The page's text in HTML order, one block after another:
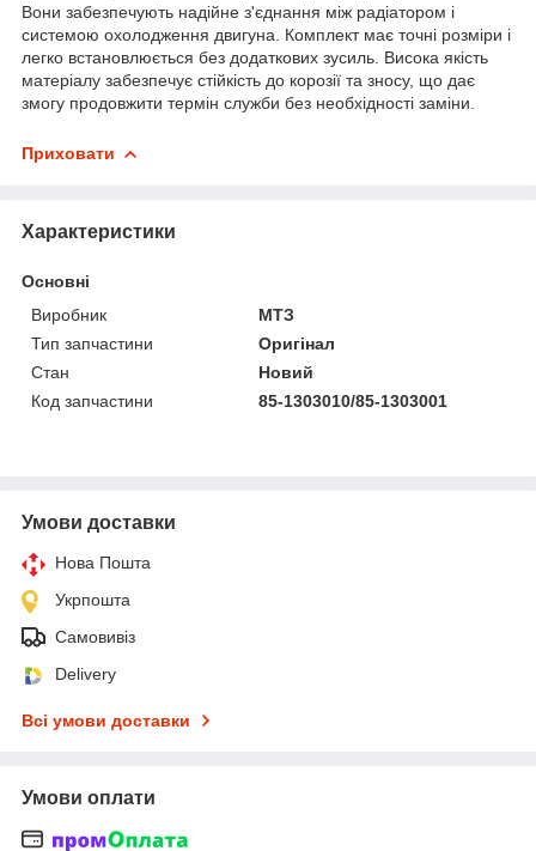
Вони забезпечують надійне з'єднання між радіатором і
системою охолодження двигуна. Комплект має точні розміри і
легко встановлюється без додаткових зусиль. Висока якість
матеріалу забезпечує стійкість до корозії та зносу, що дає
змогу продовжити термін служби без необхідності заміни.
Приховати
Характеристики
Основні
Виробник
МТЗ
Тип запчастини
Оригінал
Стан
Новий
Код запчастини
85-1303010/85-1303001
Умови доставки
Нова Пошта
Укрпошта
Самовивіз
Delivery
Всі умови доставки
Умови оплати